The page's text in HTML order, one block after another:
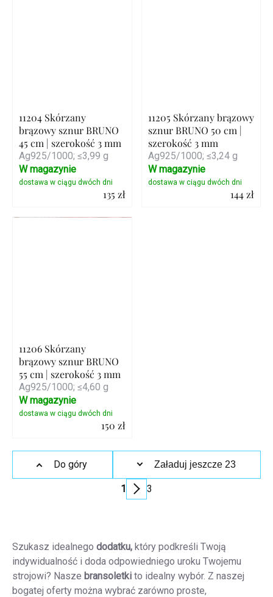
11204 Skórzany
brązowy sznur BRUNO
45 cm | szerokość 3 mm
Ag925/1000; ≤3,99 g
135 zł
Szczegóły
W magazynie
11205 Skórzany brązowy
sznur BRUNO 50 cm |
szerokość 3 mm
Ag925/1000; ≤3,24 g
144 zł
W magazynie
11206 Skórzany
brązowy sznur BRUNO
55 cm | szerokość 3 mm
Ag925/1000; ≤4,60 g
150 zł
Szczegóły
W magazynie
Kontrolki
listy
Załaduj jeszcze 23
Paginacja
1 3
Do góry
Szukasz idealnego dodatku, który podkreśli Twoją
indywidualność i doda odpowiedniego uroku Twojemu
strojowi? Nasze bransoletki to idealny wybór. Z naszej
bogatej oferty można wybrać zarówno proste,